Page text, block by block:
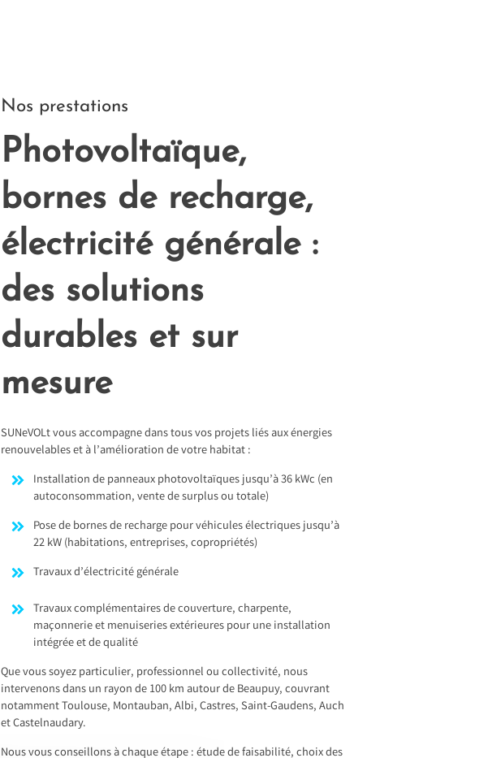
Nos prestations
Photovoltaïque,
bornes de recharge,
électricité générale :
des solutions
durables et sur
mesure
SUNeVOLt vous accompagne dans tous vos projets liés aux énergies
renouvelables et à l’amélioration de votre habitat :
Installation de panneaux photovoltaïques jusqu’à 36 kWc (en
autoconsommation, vente de surplus ou totale)
Pose de bornes de recharge pour véhicules électriques jusqu’à
22 kW (habitations, entreprises, copropriétés)
Travaux d’électricité générale
Travaux complémentaires de couverture, charpente,
maçonnerie et menuiseries extérieures pour une installation
intégrée et de qualité
Que vous soyez particulier, professionnel ou collectivité, nous
intervenons dans un rayon de 100 km autour de Beaupuy, couvrant
notamment Toulouse, Montauban, Albi, Castres, Saint-Gaudens, Auch
et Castelnaudary.
Nous vous conseillons à chaque étape : étude de faisabilité, choix des